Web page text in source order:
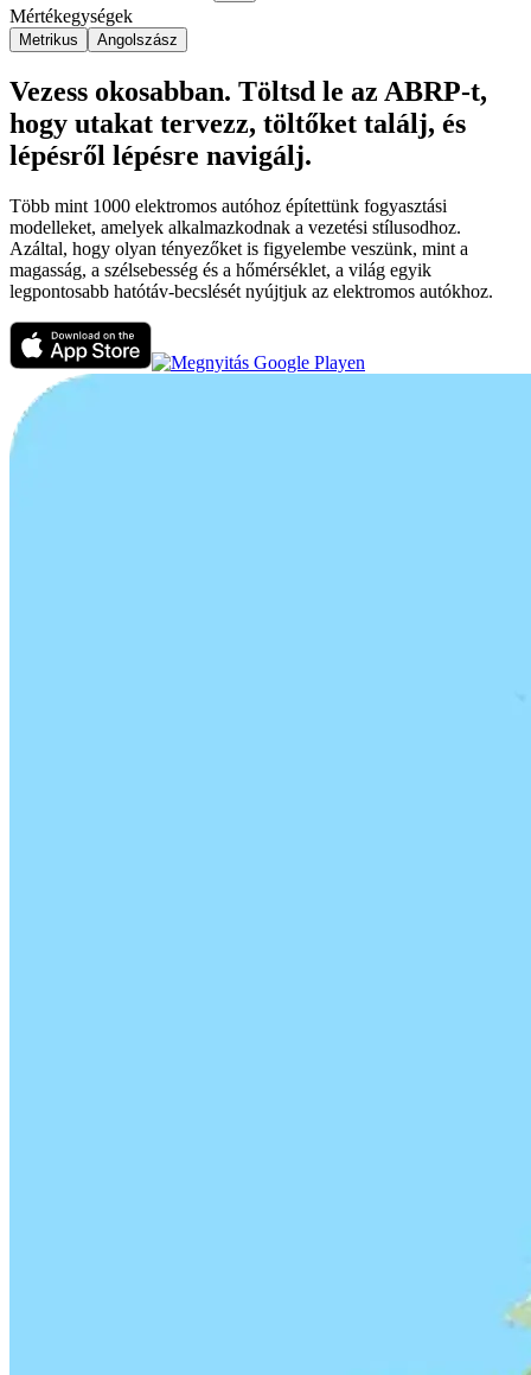
Mértékegységek
Metrikus Angolszász
Vezess okosabban. Töltsd le az ABRP-t,
hogy utakat tervezz, töltőket találj, és
lépésről lépésre navigálj.
Több mint 1000 elektromos autóhoz építettünk fogyasztási
modelleket, amelyek alkalmazkodnak a vezetési stílusodhoz.
Azáltal, hogy olyan tényezőket is figyelembe veszünk, mint a
magasság, a szélsebesség és a hőmérséklet, a világ egyik
legpontosabb hatótáv-becslését nyújtjuk az elektromos autókhoz.